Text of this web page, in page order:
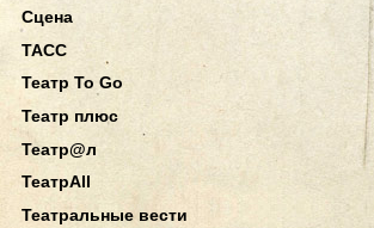
Сцена
ТАСС
Театр To Go
Театр плюс
Театр@л
ТеатрAll
Театральные вести